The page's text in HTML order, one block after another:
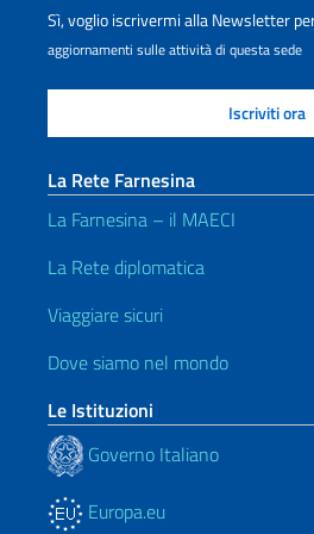
Sì, voglio iscrivermi alla Newsletter
aggiornamenti sulle attività di questa sede
La Rete Farnesina
La Farnesina – il MAECI
La Rete diplomatica
Viaggiare sicuri
Dove siamo nel mondo
Le Istituzioni
Governo Italiano
Europa.eu